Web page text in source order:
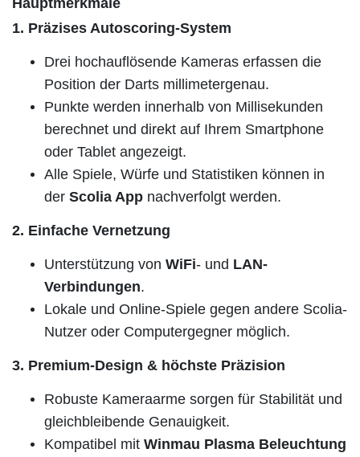
1. Präzises Autoscoring-System
Drei hochauflösende Kameras erfassen die
Position der Darts millimetergenau.
Punkte werden innerhalb von Millisekunden
berechnet und direkt auf Ihrem Smartphone
oder Tablet angezeigt.
Alle Spiele, Würfe und Statistiken können in
der Scolia App nachverfolgt werden.
2. Einfache Vernetzung
Unterstützung von WiFi- und LAN-
Verbindungen.
Lokale und Online-Spiele gegen andere Scolia-
Nutzer oder Computergegner möglich.
3. Premium-Design & höchste Präzision
Robuste Kameraarme sorgen für Stabilität und
gleichbleibende Genauigkeit.
Kompatibel mit Winmau Plasma Beleuchtung